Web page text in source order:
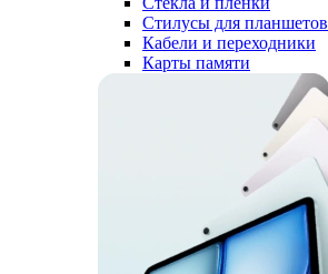
Стилусы для планшетов
Кабели и переходники
Карты памяти